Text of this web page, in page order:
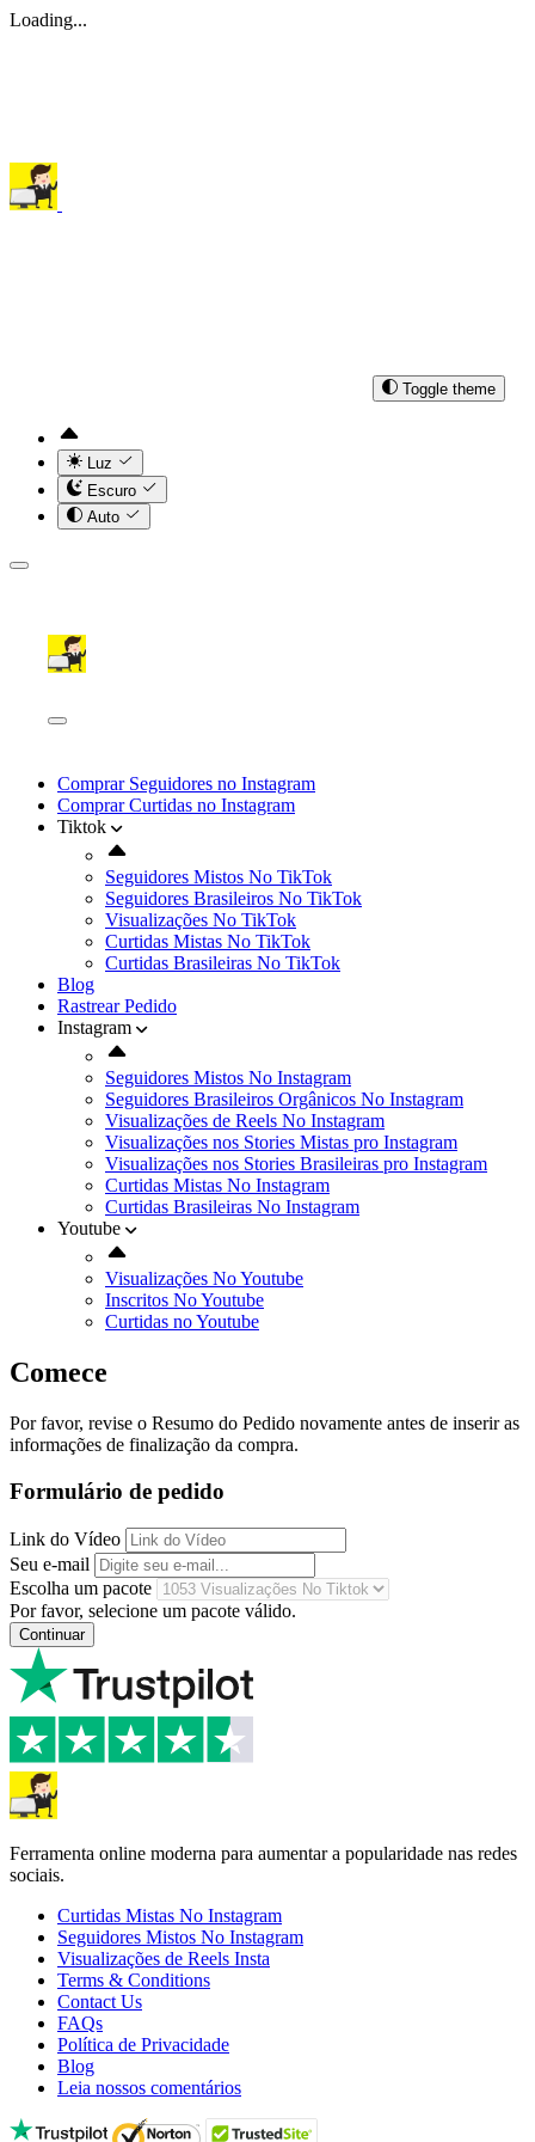
Loading...
Toggle theme
Luz
Escuro
Auto
Comprar Seguidores no Instagram
Comprar Curtidas no Instagram
Tiktok
Seguidores Mistos No TikTok
Seguidores Brasileiros No TikTok
Visualizações No TikTok
Curtidas Mistas No TikTok
Curtidas Brasileiras No TikTok
Blog
Rastrear Pedido
Instagram
Seguidores Mistos No Instagram
Seguidores Brasileiros Orgânicos No Instagram
Visualizações de Reels No Instagram
Visualizações nos Stories Mistas pro Instagram
Visualizações nos Stories Brasileiras pro Instagram
Curtidas Mistas No Instagram
Curtidas Brasileiras No Instagram
Youtube
Visualizações No Youtube
Inscritos No Youtube
Curtidas no Youtube
Comece
Por favor, revise o Resumo do Pedido novamente antes de inserir as
informações de finalização da compra.
Formulário de pedido
Link do Vídeo
Seu e-mail
Escolha um pacote
Por favor, selecione um pacote válido.
Continuar
Ferramenta online moderna para aumentar a popularidade nas redes
sociais.
Curtidas Mistas No Instagram
Seguidores Mistos No Instagram
Visualizações de Reels Insta
Terms & Conditions
Contact Us
FAQs
Política de Privacidade
Blog
Leia nossos comentários